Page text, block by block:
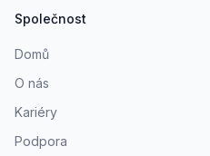
Společnost
Domů
O nás
Kariéry
Podpora